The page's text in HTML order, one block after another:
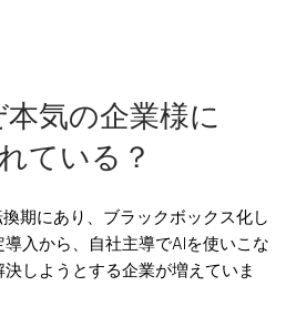
気の企業様に
ている？
期にあり、ブラックボックス化し
入から、自社主導でAIを使いこな
しようとする企業が増えていま